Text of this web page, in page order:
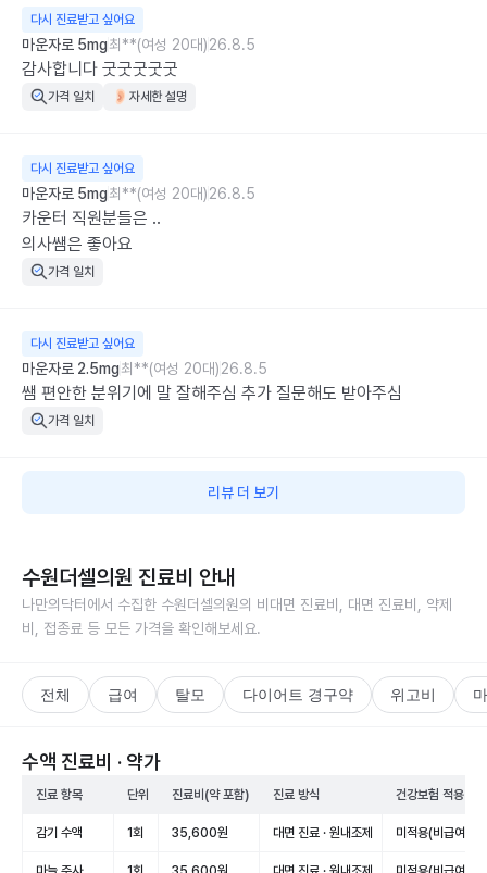
다시 진료받고 싶어요
마운자로 5mg최**(여성 20대)26.8.5
감사합니다 굿굿굿굿굿
가격 일치 자세한 설명
다시 진료받고 싶어요
마운자로 5mg최**(여성 20대)26.8.5
카운터 직원분들은 ..
의사쌤은 좋아요
가격 일치
다시 진료받고 싶어요
마운자로 2.5mg최**(여성 20대)26.8.5
쌤 편안한 분위기에 말 잘해주심 추가 질문해도 받아주심
가격 일치
리뷰 더 보기
수원더셀의원 진료비 안내
나만의닥터에서 수집한 수원더셀의원의 비대면 진료비, 대면 진료비, 약제
비, 접종료 등 모든 가격을 확인해보세요.
전체 급여 탈모 다이어트 경구약 위고비
수액 진료비 · 약가
진료 항목 단위 진료비(약 포함) 진료 방식 건강보험 적용
감기 수액 1회 35,600원 대면 진료 · 원내조제 미적용(비급여)